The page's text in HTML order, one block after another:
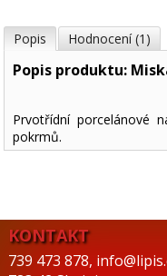
Popis Hodnocení (1)
Popis produktu:
Prvotřídní porcelánové
pokrmů.
KONTAKT
739 473 878,